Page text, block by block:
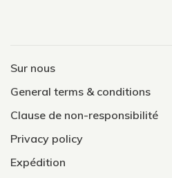
Sur nous
General terms & conditions
Clause de non-responsibilité
Privacy policy
Expédition